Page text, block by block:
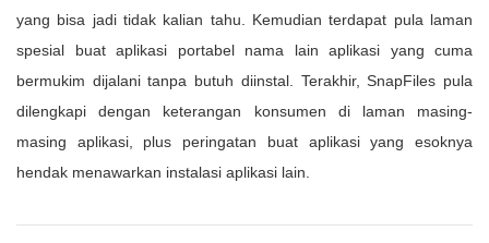
yang bisa jadi tidak kalian tahu. Kemudian terdapat pula laman
spesial buat aplikasi portabel nama lain aplikasi yang cuma
bermukim dijalani tanpa butuh diinstal. Terakhir, SnapFiles pula
dilengkapi dengan keterangan konsumen di laman masing-
masing aplikasi, plus peringatan buat aplikasi yang esoknya
hendak menawarkan instalasi aplikasi lain.